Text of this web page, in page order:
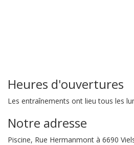
Heures d'ouvertures
Les entraînements ont lieu tous les
Notre adresse
Piscine, Rue Hermanmont à 6690